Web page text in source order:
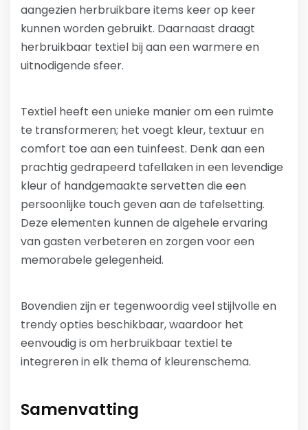
aangezien herbruikbare items keer op keer
kunnen worden gebruikt. Daarnaast draagt
herbruikbaar textiel bij aan een warmere en
uitnodigende sfeer.
Textiel heeft een unieke manier om een ruimte
te transformeren; het voegt kleur, textuur en
comfort toe aan een tuinfeest. Denk aan een
prachtig gedrapeerd tafellaken in een levendige
kleur of handgemaakte servetten die een
persoonlijke touch geven aan de tafelsetting.
Deze elementen kunnen de algehele ervaring
van gasten verbeteren en zorgen voor een
memorabele gelegenheid.
Bovendien zijn er tegenwoordig veel stijlvolle en
trendy opties beschikbaar, waardoor het
eenvoudig is om herbruikbaar textiel te
integreren in elk thema of kleurenschema.
Samenvatting